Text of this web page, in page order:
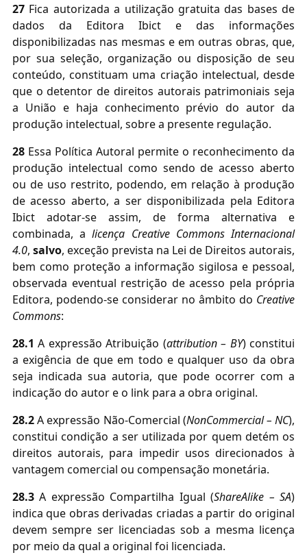
27 Fica autorizada a utilização gratuita das bases de
dados da Editora Ibict e das informações
disponibilizadas nas mesmas e em outras obras, que,
por sua seleção, organização ou disposição de seu
conteúdo, constituam uma criação intelectual, desde
que o detentor de direitos autorais patrimoniais seja
a União e haja conhecimento prévio do autor da
produção intelectual, sobre a presente regulação.
28 Essa Política Autoral permite o reconhecimento da
produção intelectual como sendo de acesso aberto
ou de uso restrito, podendo, em relação à produção
de acesso aberto, a ser disponibilizada pela Editora
Ibict adotar-se assim, de forma alternativa e
combinada, alicença Creative Commons Internacional
4.0, salvo, exceção prevista na Lei de Direitos autorais,
bem como proteção a informação sigilosa e pessoal,
observada eventual restrição de acesso pela própria
Editora, podendo-se considerar no âmbito do Creative
Commons:
28.1 A expressão Atribuição (attribution – BY) constitui
a exigência de que em todo e qualquer uso da obra
seja indicada sua autoria, que pode ocorrer com a
indicação do autor e o link para a obra original.
28.2A expressão Não-Comercial (NonCommercial – NC),
constitui condição a ser utilizada por quem detém os
direitos autorais, para impedir usos direcionados à
vantagem comercial ou compensação monetária.
28.3 A expressão Compartilha Igual (ShareAlike – SA)
indica que obras derivadas criadas a partir do original
devem sempre ser licenciadas sob a mesma licença
por meio da qual a original foi licenciada.